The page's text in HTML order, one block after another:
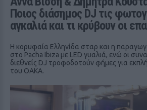
Ποιος διάσημος DJ τις
αγκαλιά και τι κρύβουν οι
Η κορυφαία Ελληνίδα σταρ και η
στο Pacha Ibiza με LED γυαλιά, ενώ οι
διεθνείς DJ τροφοδοτούν φήμες για
του ΟΑΚΑ.